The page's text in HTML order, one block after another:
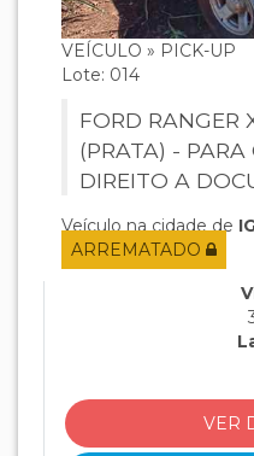
VEÍCULO » PICK-UP
Lote: 014
FORD RANGER
(PRATA) - PARA
DIREITO A
Veículo na cidade de
ARREMATADO
VER